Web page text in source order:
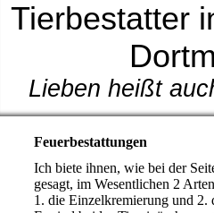
Tierbestatter
Lieben heißt
Feuerbestattungen
Ich biete ihnen, wie bei der
gesagt, im Wesentlichen 2
1. die Einzelkremierung und 2.